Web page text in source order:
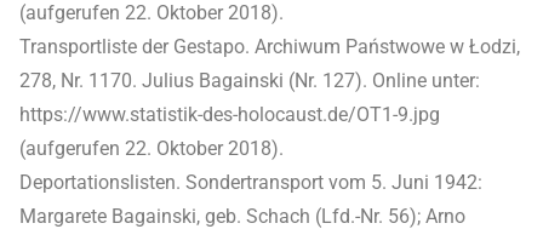
(aufgerufen 22. Oktober 2018).
Transportliste der Gestapo. Archiwum Państwowe w Łodzi,
278, Nr. 1170. Julius Bagainski (Nr. 127). Online unter:
https://www.statistik-des-holocaust.de/OT1-9.jpg
(aufgerufen 22. Oktober 2018).
Deportationslisten. Sondertransport vom 5. Juni 1942:
Margarete Bagainski, geb. Schach (Lfd.-Nr. 56); Arno